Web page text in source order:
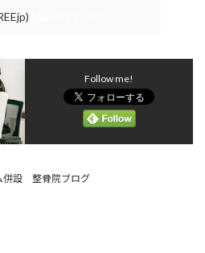
Follow me!
併設 整骨院ブログ